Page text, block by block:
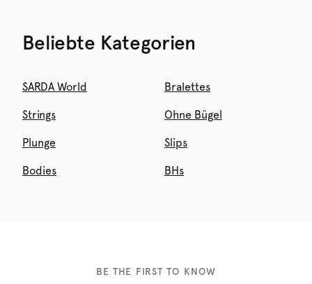
Beliebte Kategorien
SARDA World Bralettes
Strings Ohne Bügel
Plunge Slips
Bodies BHs
BE THE FIRST TO KNOW